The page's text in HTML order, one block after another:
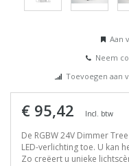
Aan
Neem
Toevoegen aan
€ 95,42 Incl. btw
De RGBW 24V Dimmer
LED-verlichting toe. U kan
Zo creëert u unieke